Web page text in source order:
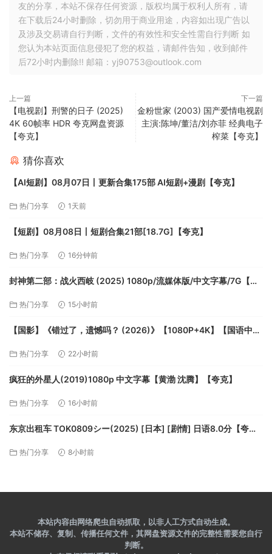
友的分享，本站不保存任何资源，版权均属于权利人所有，请
在下载后24小时删除，切勿用于商业用途，内容如出现广告以
及涉及交易请自行判断，文件的有效性和安全性需自行判断 如
您认为本站页面信息侵犯了您的权益，请邮件告知，收到邮件
后72小时内删除!! 邮箱：yj90753@outlook.com
上一篇
【电视剧】刑警的日子 (2025)
4K 60帧率 HDR 夸克网盘资源
【夸克】
下一篇
金粉世家 (2003) 国产爱情电视剧
主演:陈坤/董洁/刘亦菲 经典电子
榨菜【夸克】
猜你喜欢
【AI短剧】08月07日丨更新合集175部 AI短剧+漫剧【夸克】
热门分享 1天前
【短剧】08月08日丨短剧合集21部[18.7G]【夸克】
热门分享 16分钟前
封神第二部：战火西岐 (2025) 1080p/流媒体版/中文字幕/7G【附
热门分享 15小时前
【国影】《错过了，遗憾吗？ (2026)》【1080P+4K】【国语中
热门分享 22小时前
疯狂的外星人(2019)1080p 中文字幕【黄渤 沈腾】【夸克】
热门分享 16小时前
东京出租车 TOK0809シー(2025) [日本] [剧情] 日语8.0分【夸
热门分享 8小时前
本站内容由网络爬虫自动抓取，以非人工方式自动生成。
本站不储存、复制、传播任何文件，其网盘资源文件的完整性需要您自行
判断。